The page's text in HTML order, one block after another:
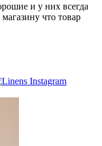
и у них всегда
что товар